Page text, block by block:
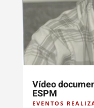
Vídeo
ESPM
EVENTOS